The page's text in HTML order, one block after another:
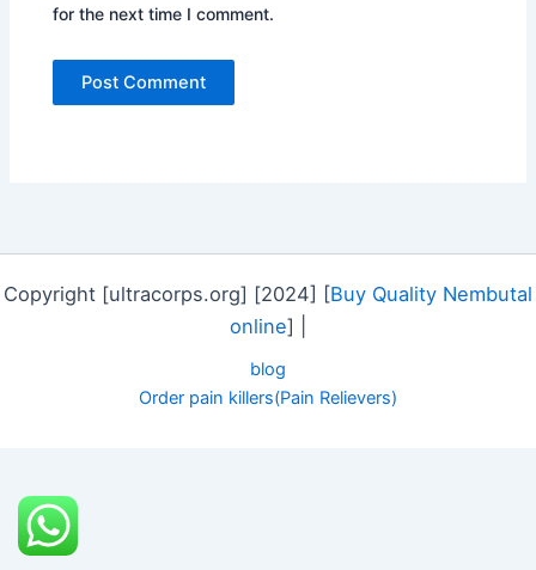
for the next time I comment.
Copyright [ultracorps.org] [2024] [Buy Quality Nembutal
online] |
blog
Order pain killers(Pain Relievers)